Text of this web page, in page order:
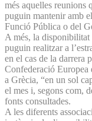
més aquelles reunions
puguin mantenir amb
Funció Pública o del
A més, la disponibilitat
puguin realitzar a
en el cas de la darrera
Confederació Europea
a Grècia, “en un sol
el mes i, segons com,
fonts consultades.
A les diferents